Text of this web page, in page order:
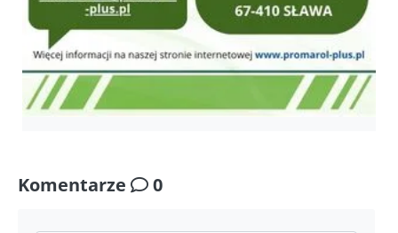
Komentarze 0